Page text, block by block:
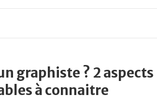
graphiste ? 2 aspects
à connaitre